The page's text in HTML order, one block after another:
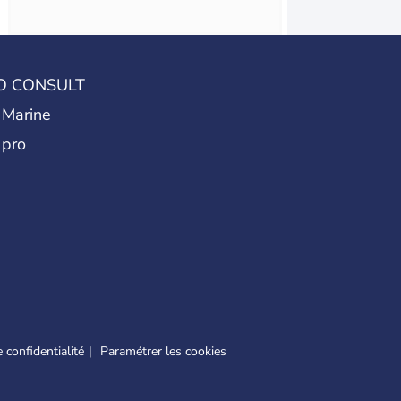
CONSULT
confidentialité Paramétrer les cookies